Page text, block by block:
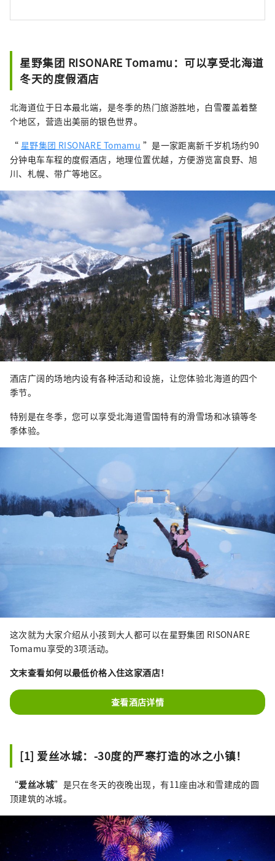
星野集团 RISONARE Tomamu：可以享受北海道
冬天的度假酒店
北海道位于日本最北端，是冬季的热门旅游胜地，白雪覆盖着整
个地区，营造出美丽的银色世界。
“ 星野集团 RISONARE Tomamu ”是一家距离新千岁机场约90
分钟电车车程的度假酒店，地理位置优越，方便游览富良野、旭
川、札幌、带广等地区。
酒店广阔的场地内设有各种活动和设施，让您体验北海道的四个
季节。
特别是在冬季，您可以享受北海道雪国特有的滑雪场和冰镇等冬
季体验。
这次就为大家介绍从小孩到大人都可以在星野集团 RISONARE
Tomamu享受的3项活动。
文末查看如何以最低价格入住这家酒店！
查看酒店详情
[1] 爱丝冰城：-30度的严寒打造的冰之小镇！
“爱丝冰城”是只在冬天的夜晚出现，有11座由冰和雪建成的圆
顶建筑的冰城。